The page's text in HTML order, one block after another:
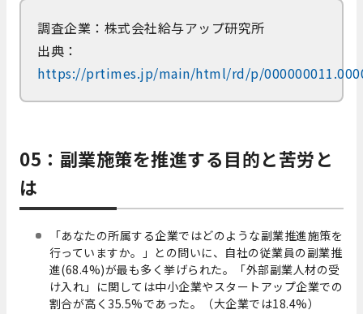
調査企業：株式会社給与アップ研究所
出典：
https://prtimes.jp/main/html/rd/p/
05：副業施策を推進する目的と苦労と
は
「あなたの所属する企業ではどのような副業推進施策を
行っていますか。」との問いに、自社の従業員の副業推
進(68.4%)が最も多く挙げられた。
「外部副業人材の受
け入れ」に関しては中小企業やスタートアップ企業での
割合が高く35.5%であった。（大企業では18.4%）